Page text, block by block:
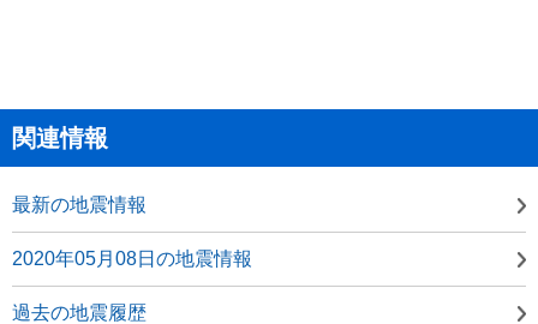
関連情報
最新の地震情報
2020年05月08日の地震情報
過去の地震履歴